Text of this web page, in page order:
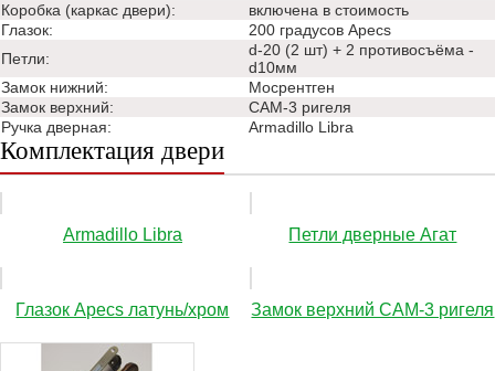
Коробка (каркас двери):
включена в стоимость
Глазок:
200 градусов Apecs
Петли:
d-20 (2 шт) + 2 противосъёма -
d10мм
Замок нижний:
Мосрентген
Замок верхний:
САМ-3 ригеля
Ручка дверная:
Аrmadillo Libra
Комплектация двери
Аrmadillo Libra Петли дверные Агат
Глазок Apecs латунь/хром Замок верхний САМ-3 ригеля